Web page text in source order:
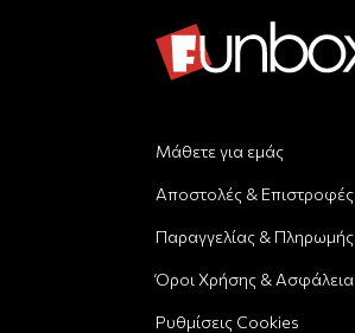
Μάθετε για εμάς
Αποστολές & Επιστροφές
Παραγγελίας & Πληρωμής
Όροι Χρήσης & Ασφάλεια
Ρυθμίσεις Cookies